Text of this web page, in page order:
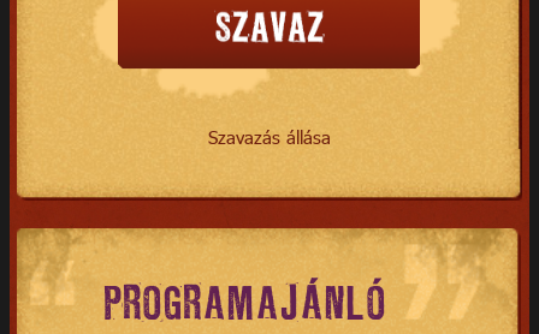
Szavazás állása
PROGRAMAJÁNLÓ